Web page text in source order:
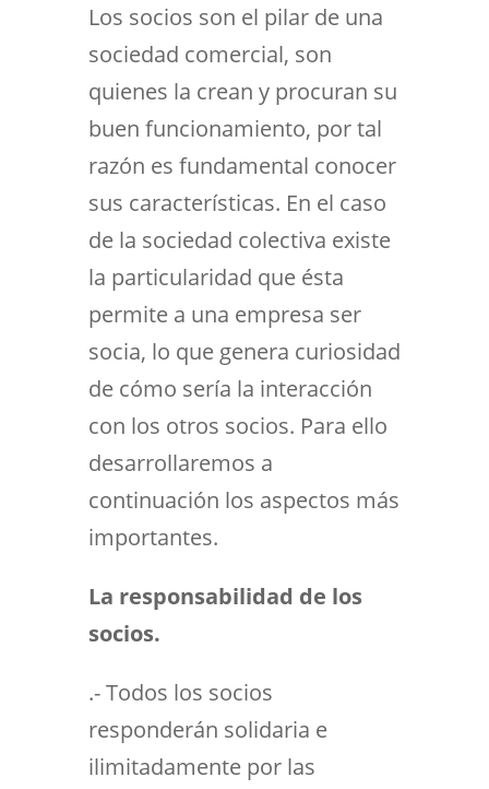
Los socios son el pilar de una
sociedad comercial, son
quienes la crean y procuran su
buen funcionamiento, por tal
razón es fundamental conocer
sus características. En el caso
de la sociedad colectiva existe
la particularidad que ésta
permite a una empresa ser
socia, lo que genera curiosidad
de cómo sería la interacción
con los otros socios. Para ello
desarrollaremos a
continuación los aspectos más
importantes.
La responsabilidad de los
socios.
.- Todos los socios
responderán solidaria e
ilimitadamente por las